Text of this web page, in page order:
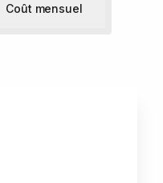
Coût mensuel